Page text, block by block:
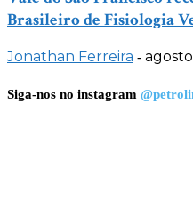
Brasileiro de Fisiologia
Jonathan Ferreira -
Siga-nos no instagram